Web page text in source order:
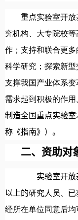
重点实验室开
究机构、大专院校
作；支持和联合更多
科学研究；探索新
支撑我国产业体系
需求起到积极的作用
制造全国重点实验室
称《指南》）。
二、资助对
实验室开放基
以上的研究人员、
经所在单位同意后